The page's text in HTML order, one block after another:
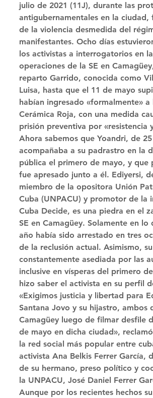
julio de 2021 (11J), durante las
antigubernamentales en la ciudad,
de la violencia desmedida del
manifestantes. Ocho días
los activistas a interrogatorios en
operaciones de la SE en
reparto Garrido, conocida como
Luisa, hasta que el 11 de mayo
habían ingresado «formalmente» a
Cerámica Roja, con una medida
prisión preventiva por «resistencia
Ahora sabemos que Yoandri, de
acompañaba a su padrastro en la
pública el primero de mayo, y que
fue apresado junto a él. Ediyersi,
miembro de la opositora Unión
Cuba (UNPACU) y promotor de la
Cuba Decide, es una piedra en el
SE en Camagüey. Solamente en lo
año había sido arrestado en tres
de la reclusión actual. Asimismo,
constantemente asediada por las
inclusive en vísperas del primero
hizo saber el activista en su perfil
«Exigimos justicia y libertad para
Santana Jovo y su hijastro, ambos
Camagüey luego de filmar desfile
de mayo en dicha ciudad»,
la red social más popular entre
activista Ana Belkis Ferrer García,
de su hermano, preso político y
la UNPACU, José Daniel Ferrer
Aunque por los recientes hechos